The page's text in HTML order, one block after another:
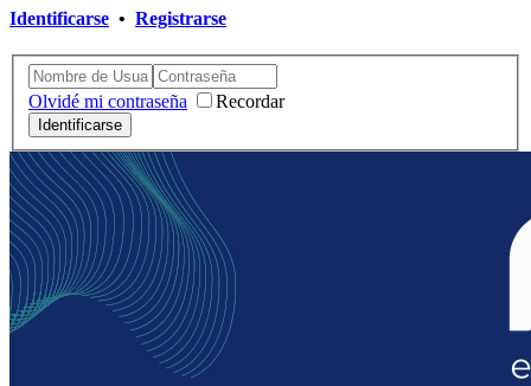
Identificarse • Registrarse
Olvidé mi contraseña Recordar